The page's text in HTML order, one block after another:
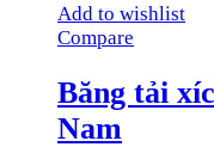
Add to wishlist
Compare
Băng tải
Nam